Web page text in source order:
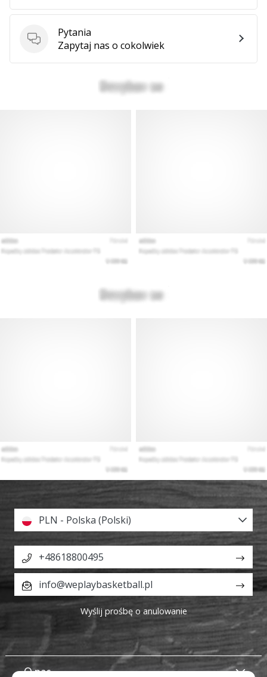
Pytania
Pytania
Zapytaj nas o cokolwiek
O nas
PLN - Polska (Polski)
+48618800495
info@weplaybasketball.pl
Wyślij prośbę o anulowanie